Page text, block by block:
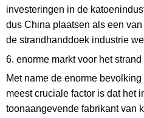
investeringen in de
dus China plaatsen als een
de strandhanddoek industrie
6. enorme markt voor het
Met name de enorme
meest cruciale factor is dat het
toonaangevende fabrikant van